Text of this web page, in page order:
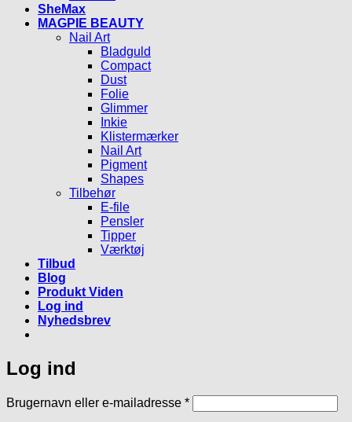
SheMax
MAGPIE BEAUTY
Nail Art
Bladguld
Compact
Dust
Folie
Glimmer
Inkie
Klistermærker
Nail Art
Pigment
Shapes
Tilbehør
E-file
Pensler
Tipper
Værktøj
Tilbud
Blog
Produkt Viden
Log ind
Nyhedsbrev
Log ind
Brugernavn eller e-mailadresse *Påkrævet